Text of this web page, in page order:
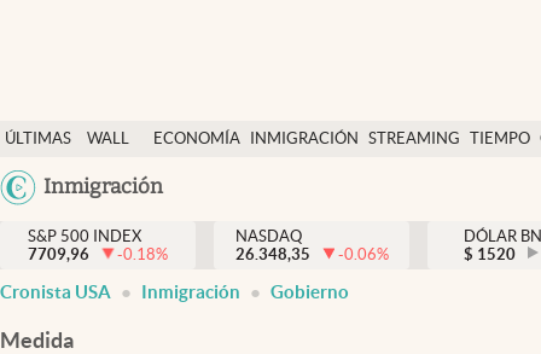
ÚLTIMAS
NOTICIAS
WALL
Y
DÓLAR
ECONOMÍA INMIGRACIÓN STREAMING TIEMPO
México
Inmigración
Finanzas y economía
Wall Street y dólar
Inmigración
S&P 500 INDEX
7709,96
-0.18%
NASDAQ
26.348,35
-0.06%
DÓLAR
$ 1520
Cronista USA Inmigración Gobierno
Medida